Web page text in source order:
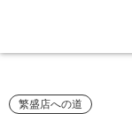
繁盛店への道